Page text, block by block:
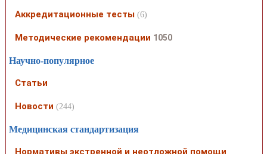
Аккредитационные тесты (6)
Методические рекомендации 1050
Научно-популярное
Статьи
Новости (244)
Медицинская стандартизация
Нормативы экстренной и неотложной помощи